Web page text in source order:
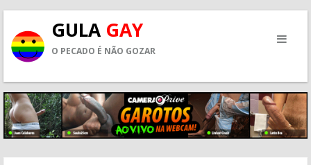
GULA GAY
O PECADO É NÃO GOZAR